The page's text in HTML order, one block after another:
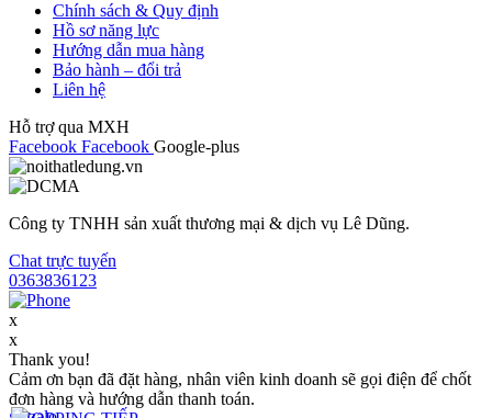
Chính sách & Quy định
Hồ sơ năng lực
Hướng dẫn mua hàng
Bảo hành – đổi trả
Liên hệ
Hỗ trợ qua MXH
Facebook Facebook Google-plus
Công ty TNHH sản xuất thương mại & dịch vụ Lê Dũng.
Chat trực tuyến
0363836123
x
x
Thank you!
Cảm ơn bạn đã đặt hàng, nhân viên kinh doanh sẽ gọi điện để chốt
đơn hàng và hướng dẫn thanh toán.